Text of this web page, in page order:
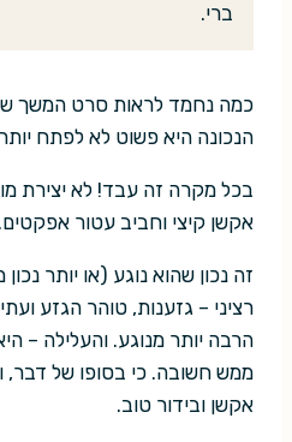
ברי.
כמה נחמד לראות סרט המשך
הנכונה היא פשוט לא לפתח יותר
בכל מקרה זה עבד! לא יצירת
אקשן קיצי וחביב עטור אפקטים.
זה נכון שהוא נוגע (או יותר
רציני – גזענות, טוהר הגזע
הרבה יותר מנוגע. והעלילה –
ממש חשובה. כי בסופו של דבר,
אקשן ובידור טוב.